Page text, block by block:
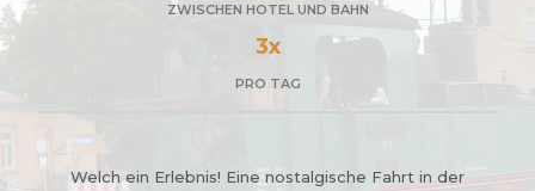
ZWISCHEN HOTEL UND BAHN
3x
PRO TAG
Welch ein Erlebnis! Eine nostalgische Fahrt in der